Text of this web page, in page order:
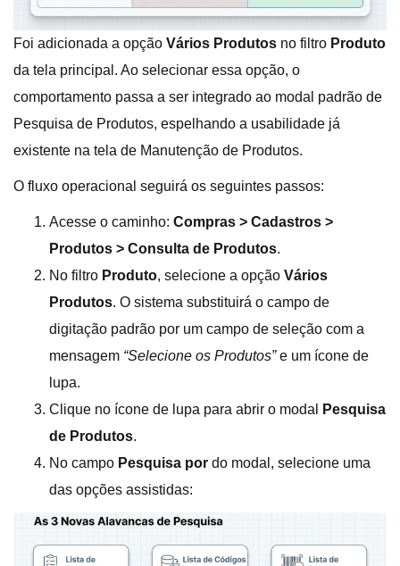
Foi adicionada a opção Vários Produtos no filtro Produto
da tela principal . Ao selecionar essa opção, o
comportamento passa a ser integrado ao modal padrão de
Pesquisa de Produtos, espelhando a usabilidade já
existente na tela de Manutenção de Produtos.
O fluxo operacional seguirá os seguintes passos:
Acesse o caminho: Compras > Cadastros >
Produtos > Consulta de Produtos.
No filtro Produto, selecione a opção Vários
Produtos. O sistema substituirá o campo de
digitação padrão por um campo de seleção com a
mensagem “Selecione os Produtos”e um ícone de
lupa.
Clique no ícone de lupa para abrir o modal
Pesquisa
de Produtos.
No campo Pesquisa por do modal, selecione uma
das opções assistidas: